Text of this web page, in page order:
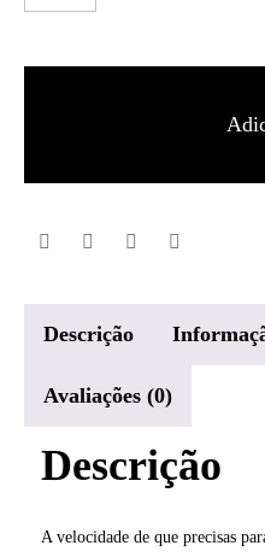
Descrição
Avaliações (0)
Descrição
A velocidade de que precisas